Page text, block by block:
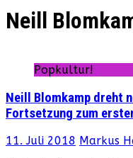
Neill
Popkultur!
Neill Blomkamp dreht
Fortsetzung zum
11. Juli 2018 Markus